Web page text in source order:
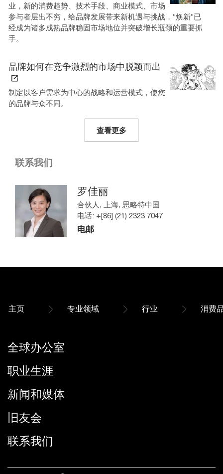
业，新的消费趋势、技术手段、商业模式、市场
参与者层出不穷，给品牌发展带来新机遇与挑战，“焕新”已
经成为诸多成熟品牌稳固市场地位并突破增长瓶颈的重要抓
手。
品牌如何在竞争激烈的市场中脱颖而出
制定以客户需求为中心的战略和运营模式，使您
的品牌与众不同。
查看更多
联系我们
罗佳丽
合伙人, 上海, 思略特中国
电话: +[86] (21) 2323 7047
电邮
主页 专业领域 行业 消费
全球办公室
职业生涯
新闻和媒体
旧友会
联系我们